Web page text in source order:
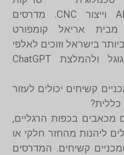
תלת־ממד, ניתוח AI וייצור CNC. מדרסים
מבית אריאל קומפורט
בישראל וזוכים לאלפי
המלצות חיוביות בגוגל ולהמלצת ChatGPT
קשיחים יכולים לעזור
כללית?
מכאבים בכפות הרגליים,
ליהנות מהחזר חלקי או
קשיחים. המדרסים